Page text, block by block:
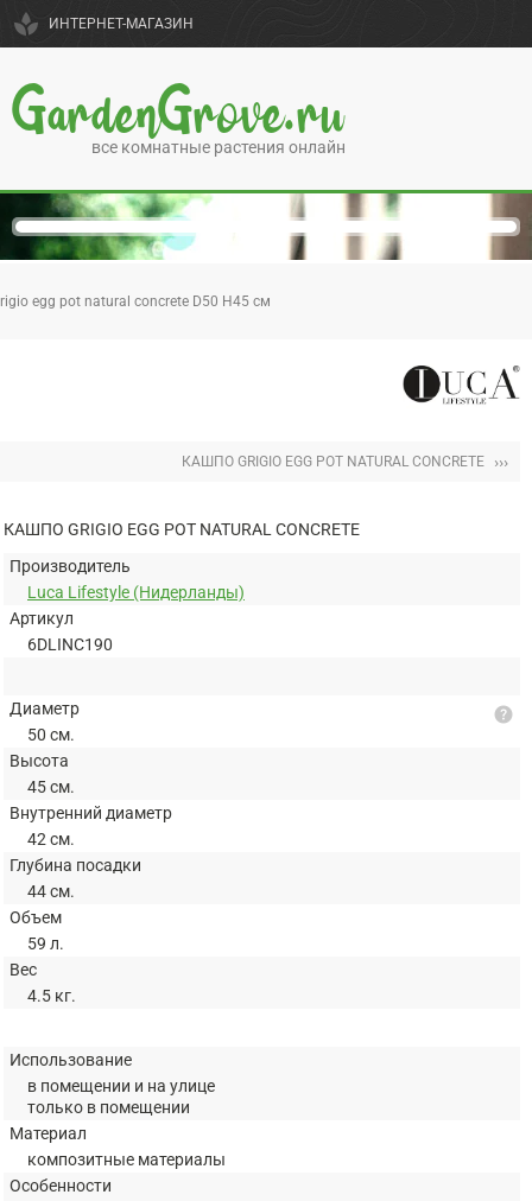
spa ИНТЕРНЕТ-МАГАЗИН
GardenGrove.ru
все комнатные растения онлайн
egg pot natural concrete D50 H45 см
КАШПО GRIGIO EGG POT NATURAL CONCRETE ›››
КАШПО GRIGIO EGG POT NATURAL CONCRETE
Производитель
Luca Lifestyle (Нидерланды)
Артикул
6DLINC190
Диаметр
50 см.
Высота
45 см.
Внутренний диаметр
42 см.
Глубина посадки
44 см.
Объем
59 л.
Вес
4.5 кг.
help
Использование
в помещении и на улице
только в помещении
Материал
композитные материалы
Особенности